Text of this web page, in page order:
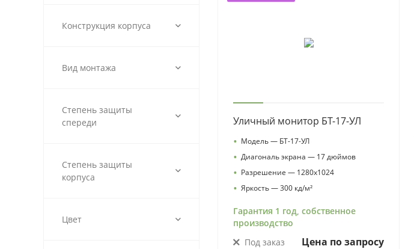
Конструкция корпуса
Вид монтажа
Степень защиты
спереди
Степень защиты
корпуса
Цвет
Уличный монитор БТ-17-УЛ
• Модель — БТ-17-УЛ
• Диагональ экрана — 17 дюймов
• Разрешение — 1280х1024
• Яркость — 300 кд/м²
Гарантия 1 год, собственное
производство
Под заказ
Цена по запросу